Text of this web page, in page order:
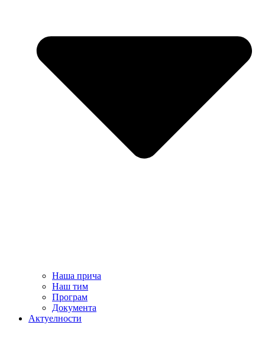
Наша прича
Наш тим
Програм
Документа
Актуелности